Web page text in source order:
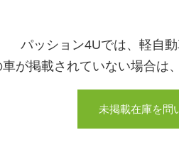
パッション4Uでは、軽自
が掲載されていない場合は
未掲載在庫を問